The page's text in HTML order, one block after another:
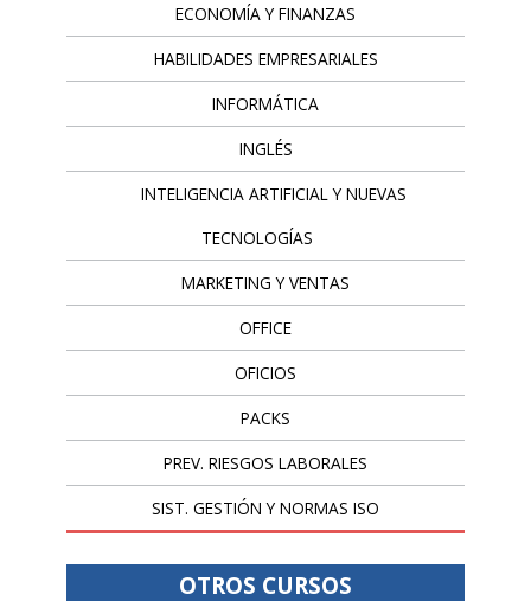
ECONOMÍA Y FINANZAS
HABILIDADES EMPRESARIALES
INFORMÁTICA
INGLÉS
INTELIGENCIA ARTIFICIAL Y NUEVAS
TECNOLOGÍAS
MARKETING Y VENTAS
OFFICE
OFICIOS
PACKS
PREV. RIESGOS LABORALES
SIST. GESTIÓN Y NORMAS ISO
OTROS CURSOS